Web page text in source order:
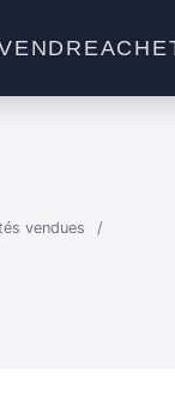
vendues /